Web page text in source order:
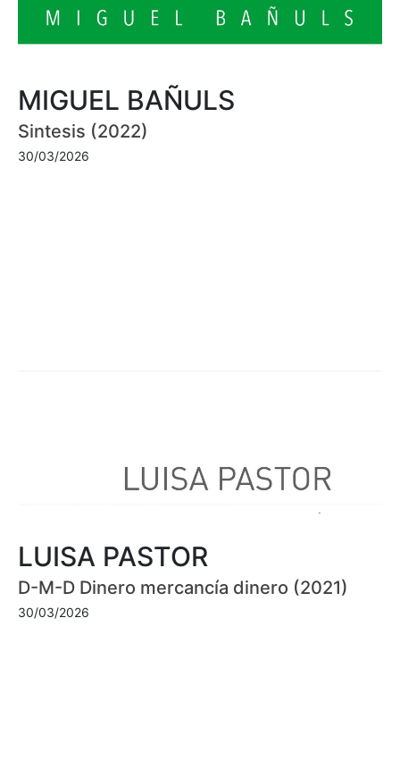
MIGUEL BAÑULS
Sintesis (2022)
30/03/2026
LUISA PASTOR
D-M-D Dinero mercancía dinero (2021)
30/03/2026